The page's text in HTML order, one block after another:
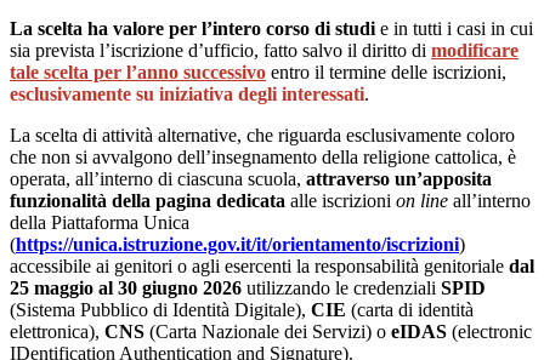
La scelta ha valore per l’intero corso di studi e in tutti i casi in cui
sia prevista l’iscrizione d’ufficio, fatto salvo il diritto di modificare
tale scelta per l’anno successivo entro il termine delle iscrizioni,
esclusivamente su iniziativa degli interessati.
La scelta di attività alternative, che riguarda esclusivamente coloro
che non si avvalgono dell’insegnamento della religione cattolica, è
operata, all’interno di ciascuna scuola, attraverso un’apposita
funzionalità della pagina dedicata alle iscrizioni on line all’interno
della Piattaforma Unica
(https://unica.istruzione.gov.it/it/orientamento/iscrizioni)
accessibile ai genitori o agli esercenti la responsabilità genitoriale dal
25 maggio al 30 giugno 2026 utilizzando le credenziali SPID
(Sistema Pubblico di Identità Digitale), CIE (carta di identità
elettronica), CNS (Carta Nazionale dei Servizi) o eIDAS (electronic
IDentification Authentication and Signature).